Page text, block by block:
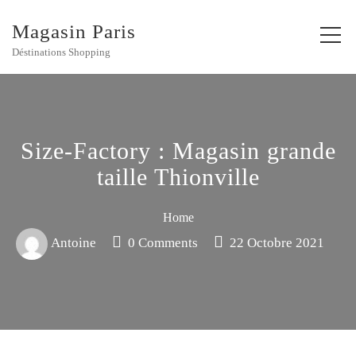
Magasin Paris
Déstinations Shopping
Size-Factory : Magasin grande
taille Thionville
Home
Antoine 0 Comments 22 Octobre 2021